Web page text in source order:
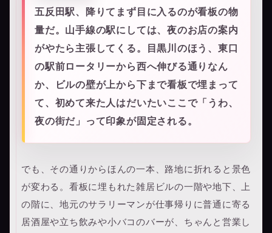
五反田駅、降りてまず目に入るのが看板の物
量だ。山手線の駅にしては、夜のお店の案内
がやたら主張してくる。目黒川のほう、東口
の駅前ロータリーから西へ伸びる通りなん
か、ビルの壁が上から下まで看板で埋まって
て、初めて来た人はだいたいここで「うわ、
夜の街だ」って印象が固定される。
でも、その通りからほんの一本、路地に折れると景色
が変わる。看板に埋もれた雑居ビルの一階や地下、上
の階に、地元のサラリーマンが仕事帰りに普通に寄る
居酒屋や立ち飲みや小バコのバーが、ちゃんと営業し